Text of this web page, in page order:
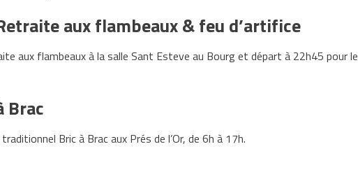
aux flambeaux & feu d’artifice
aux flambeaux à la salle Sant Esteve au Bourg et départ à 22h45 pour le
Brac
Bric à Brac aux Prés de l’Or, de 6h à 17h.